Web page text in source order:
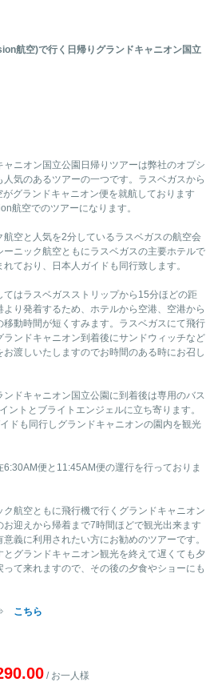
航空)で行く日帰りグランドキャニオン国立
ニオン国立公園日帰りツアーは弊社のオプシ
人気のあるツアーの一つです。ラスベガスから
グランドキャニオン便を就航しております
航空でのツアーになります。
航空と人気を2分しているラスベガスの航空会
ニック航空ともにラスベガスの主要ホテルで
ており、日本人ガイドも同行致します。
はラスベガスストリップから15分ほどの距
り発着するため、ホテルから空港、空港から
動時間が短くすみます。ラスベガスにて飛行
ンドキャニオン到着後にサンドウィッチなど
渡しいたしますのでお時間のある時にお召し
ドキャニオン国立公園に到着後は専用のバス
ントとブライトエンジェルに立ち寄ります。
ドも同行しグランドキャニオンの園内を観光
便と11:45AM便の運行を行っておりま
航空ともに飛行機で行くグランドキャニオン
迎えから帰着まで7時間ほどで観光出来ます
義に利用されたい方にお勧めのツアーです。
とグランドキャニオン観光を終えて遅くても夕
て来れますので、その後の夕食やショーにも
こちら
/ お一人様